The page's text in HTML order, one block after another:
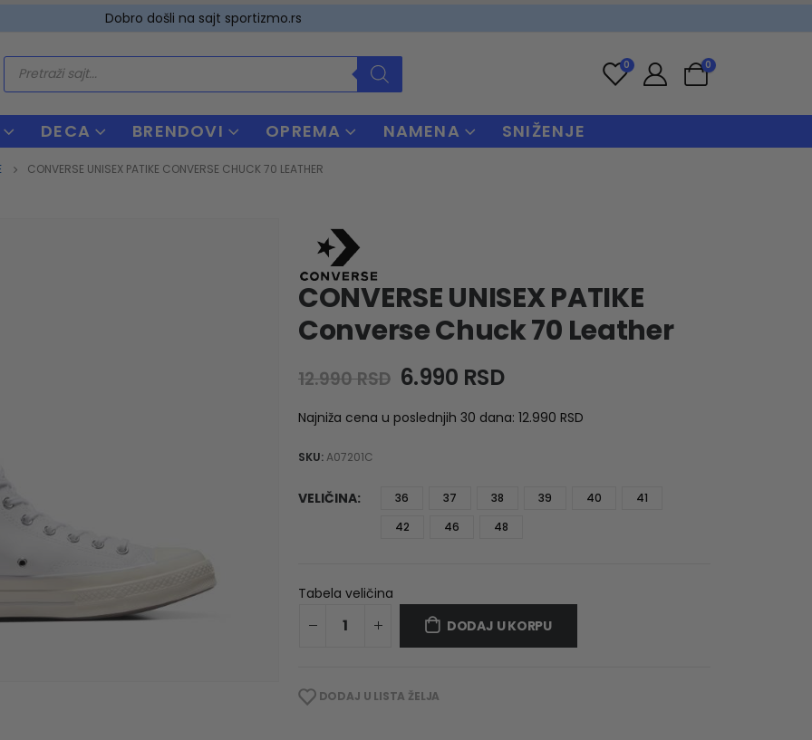
Dobro došli na sajt sportizmo.rs
Products
search
0 0
DECA BRENDOVI OPREMA NAMENA SNIŽENJE
CONVERSE UNISEX PATIKE CONVERSE CHUCK 70 LEATHER
CONVERSE UNISEX PATIKE
Converse Chuck 70 Leather
12.990RSD Original
was:
6.990 RSDCurrent
is:
Najniža cena u poslednjih 30 dana: 12.990 RSD
SKU:A07201C
VELIČINA 36 37 38 39 40
41
42
46 48
Tabela veličina
DODAJ U KORPU
DODAJ U LISTA ŽELJA